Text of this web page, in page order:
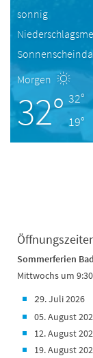
sonnig
Morgen
32° 32°
19°
Sommerferien
Mittwochs um
29. Juli 2026
05. August
12. August
19. August